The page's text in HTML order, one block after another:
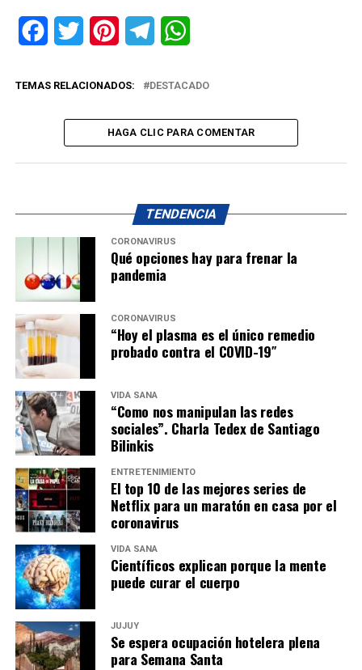
FacebookTwitter PinterestTelegram
TEMAS RELACIONADOS: DESTACADO
HAGA CLIC PARA COMENTAR
TENDENCIA
CORONAVIRUS
Qué opciones hay para frenar la
pandemia
CORONAVIRUS
“Hoy el plasma es el único remedio
probado contra el COVID-19″
VIDA SANA
“Como nos manipulan las redes
sociales”. Charla Tedex de Santiago
Bilinkis
ENTRETENIMIENTO
El top 10 de las mejores series de
Netflix para un maratón en casa por el
coronavirus
VIDA SANA
Científicos explican porque la mente
puede curar el cuerpo
JUJUY
Se espera ocupación hotelera plena
para Semana Santa